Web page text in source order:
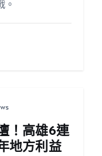
。
！高雄6連
地方利益